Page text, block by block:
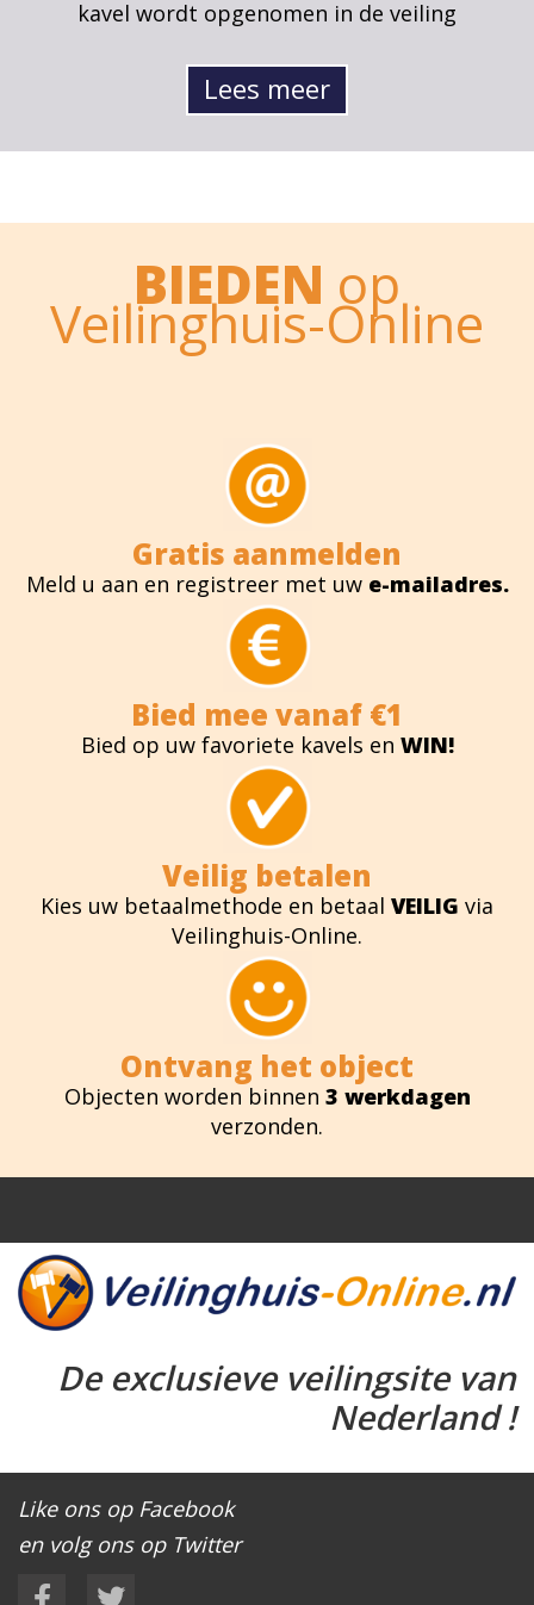
kavel wordt opgenomen in de veiling
Lees meer
BIEDEN op
Veilinghuis-Online
Gratis aanmelden
Meld u aan en registreer met uw e-mailadres.
Bied mee vanaf €1
Bied op uw favoriete kavels en WIN!
Veilig betalen
Kies uw betaalmethode en betaal VEILIG via
Veilinghuis-Online.
Ontvang het object
Objecten worden binnen 3 werkdagen
verzonden.
De exclusieve veilingsite van
Nederland !
Like ons op Facebook
en volg ons op Twitter